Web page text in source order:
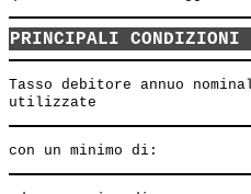
PRINCIPALI CONDIZIONI
Tasso debitore annuo